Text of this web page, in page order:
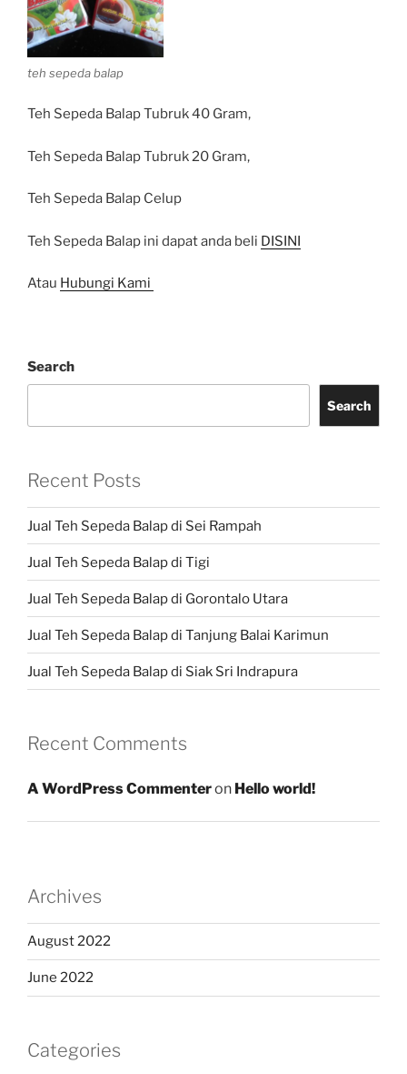
teh sepeda balap
Teh Sepeda Balap Tubruk 40 Gram,
Teh Sepeda Balap Tubruk 20 Gram,
Teh Sepeda Balap Celup
Teh Sepeda Balap ini dapat anda beli DISINI
Atau Hubungi Kami
Search
Search
Recent Posts
Jual Teh Sepeda Balap di Sei Rampah
Jual Teh Sepeda Balap di Tigi
Jual Teh Sepeda Balap di Gorontalo Utara
Jual Teh Sepeda Balap di Tanjung Balai Karimun
Jual Teh Sepeda Balap di Siak Sri Indrapura
Recent Comments
A WordPress Commenteron Hello world!
Archives
August 2022
June 2022
Categories